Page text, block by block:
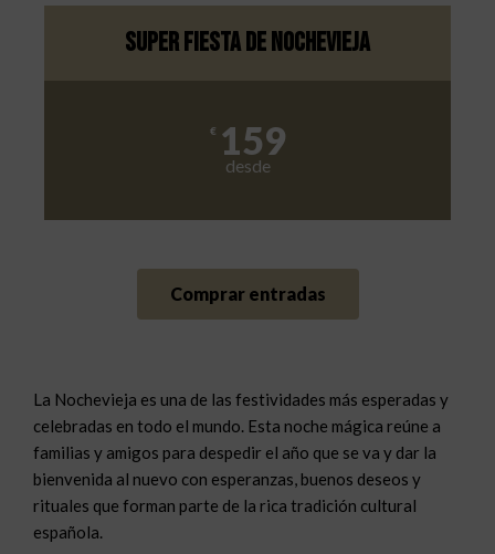
Super Fiesta de nochevieja
€ 159
desde
Comprar entradas
La Nochevieja es una de las festividades más esperadas y
celebradas en todo el mundo. Esta noche mágica reúne a
familias y amigos para despedir el año que se va y dar la
bienvenida al nuevo con esperanzas, buenos deseos y
rituales que forman parte de la rica tradición cultural
española.